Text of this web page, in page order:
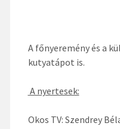
A főnyeremény és a
kutyatápot is.
A nyertesek:
Okos TV: Szendrey